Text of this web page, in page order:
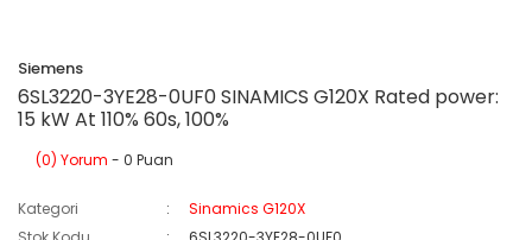
Siemens
6SL3220-3YE28-0UF0 SINAMICS G120X Rated power:
15 kW At 110% 60s, 100%
(0) Yorum - 0 Puan
Kategori
Sinamics G120X